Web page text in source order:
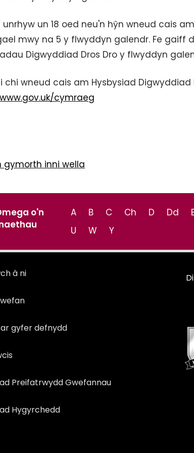
unrhyw un 18 oed neu'n hŷn wneud cais
mwy na 5 y flwyddyn galendr. Fe gaiff
Digwyddiad Dros Dro y flwyddyn
chi wneud cais am Hysbysiad Digwyddiad
cymraeg
gymorth inni wella
o'n
A B C Ch D Dd
U
W Y
â ni
gyfer defnydd
Preifatrwydd Gwefannau
Hygyrchedd